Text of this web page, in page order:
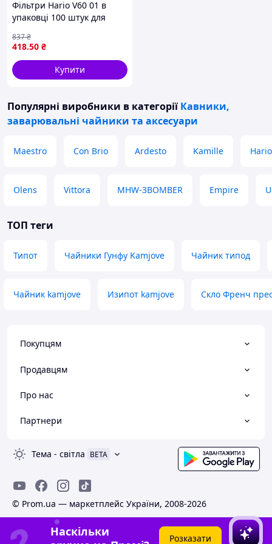
Фільтри Hario V60 01 в
упаковці 100 штук для
кави
418.50 ₴
837₴
Купити
Популярні виробники в категорії Кавники,
заварювальні чайники та аксесуари
Maestro Con Brio Ardesto Kamille Hario
Olens Vittora MHW-3BOMBER Empire
ТОП теги
Типот Чайники Гунфу Kamjove Чайник типод
Чайник kamjove Изипот kamjove Скло Френч
Покупцям
Продавцям
Про нас
Партнери
Тема - світла BETA
© Prom.ua — маркетплейс України, 2008-2026
Наскільки
Розказати